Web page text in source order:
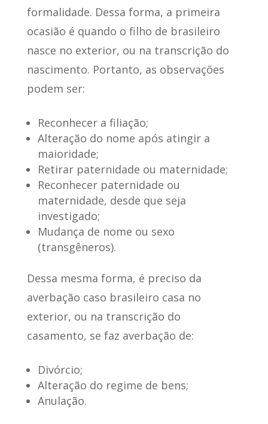
formalidade. Dessa forma, a primeira
ocasião é quando o filho de brasileiro
nasce no exterior, ou na transcrição do
nascimento. Portanto, as observações
podem ser:
Reconhecer a filiação;
Alteração do nome após atingir a
maioridade;
Retirar paternidade ou maternidade;
Reconhecer paternidade ou
maternidade, desde que seja
investigado;
Mudança de nome ou sexo
(transgêneros).
Dessa mesma forma, é preciso da
averbação caso brasileiro casa no
exterior, ou na transcrição do
casamento, se faz averbação de:
Divórcio;
Alteração do regime de bens;
Anulação.